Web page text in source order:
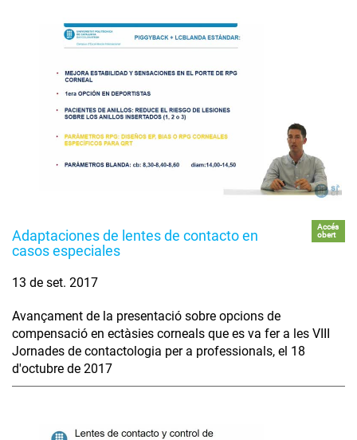
Adaptaciones de lentes de contacto en
casos especiales
Accés
obert
13 de set. 2017
Avançament de la presentació sobre opcions de
compensació en ectàsies corneals que es va fer a les VIII
Jornades de contactologia per a professionals, el 18
d'octubre de 2017